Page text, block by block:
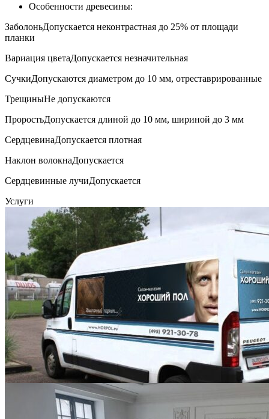
Особенности древесины:
ЗаболоньДопускается неконтрастная до 25% от площади
планки
Вариация цветаДопускается незначительная
СучкиДопускаются диаметром до 10 мм, отреставрированные
ТрещиныНе допускаются
ПроростьДопускается длиной до 10 мм, шириной до 3 мм
СердцевинаДопускается плотная
Наклон волокнаДопускается
Сердцевинные лучиДопускается
Услуги
Выезд технолога на объект в пределах МКАД
3 500 ₽